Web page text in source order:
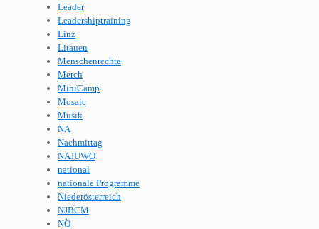
Leader
Leadershiptraining
Linz
Litauen
Menschenrechte
Merch
MiniCamp
Mosaic
Musik
NA
Nachmittag
NAJUWO
national
nationale Programme
Niederösterreich
NJBCM
NÖ